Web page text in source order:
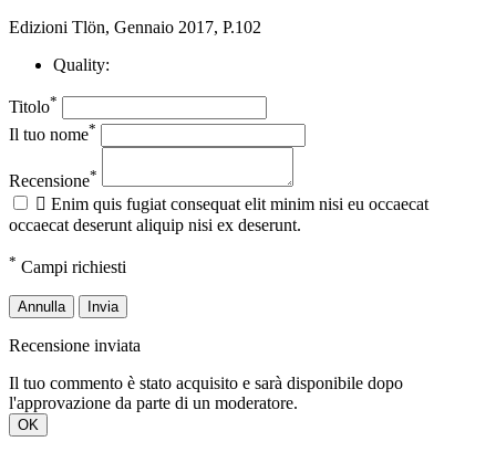
Edizioni Tlön, Gennaio 2017, P.102
Quality:
Titolo*
Il tuo nome*
Recensione*
 Enim quis fugiat consequat elit minim nisi eu occaecat
occaecat deserunt aliquip nisi ex deserunt.
* Campi richiesti
Annulla Invia
Recensione inviata
Il tuo commento è stato acquisito e sarà disponibile dopo
l'approvazione da parte di un moderatore.
OK